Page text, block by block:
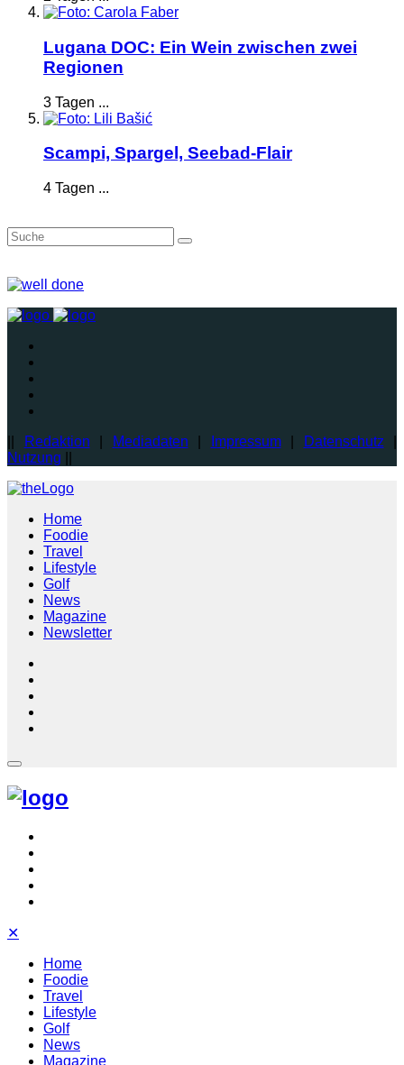
Lugana DOC: Ein Wein zwischen zwei
Regionen
3 Tagen ...
Scampi, Spargel, Seebad-Flair
4 Tagen ...
Redaktion Mediadaten Impressum| Datenschutz
Nutzung
Home
Foodie
Travel
Lifestyle
Golf
News
Magazine
Newsletter
✕
Home
Foodie
Travel
Lifestyle
Golf
News
Magazine